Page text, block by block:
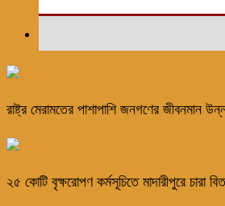
রাষ্ট্র মেরামতের পাশাপাশি জনগণের জীবনমান
২৫ কোটি বৃক্ষরোপণ কর্মসূচিতে মাদারীপুরে চারা